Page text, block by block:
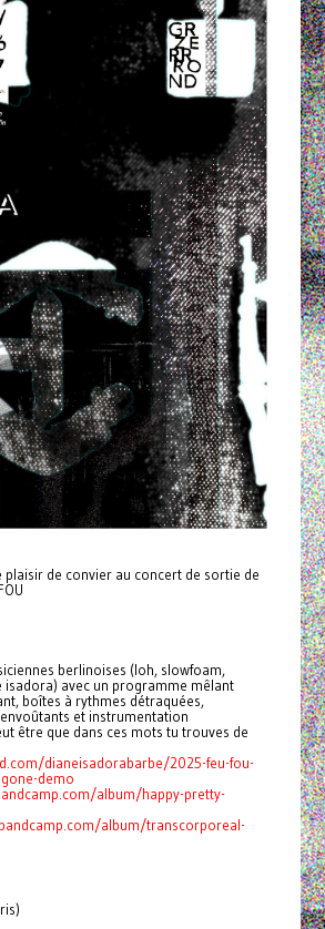
plaisir de convier au concert de sortie de
berlinoises (loh, slowfoam,
isadora) avec un programme mêlant
boîtes à rythmes détraquées,
et instrumentation
être que dans ces mots tu trouves de
dianeisadorabarbe/2025-feu-fou-
demo
album/happy-pretty-
album/transcorporeal-